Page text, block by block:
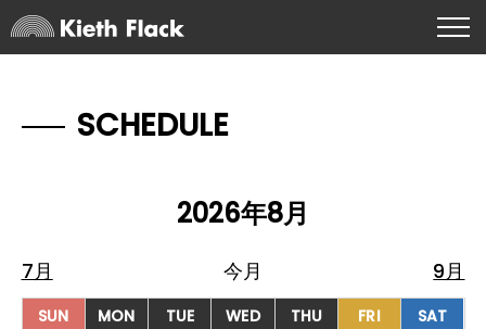
SCHEDULE
2026年8月
ベ
ン
7月 今月 9月